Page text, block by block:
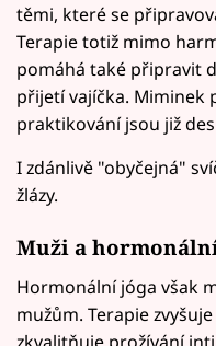
těmi, které se
Terapie totiž mimo
pomáhá také připravit
přijetí vajíčka. Miminek
praktikování jsou již
I zdánlivě "obyčejná"
žlázy.
Muži a
Hormonální jóga však
mužům. Terapie